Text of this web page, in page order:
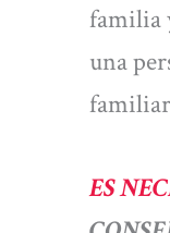
familia
una
ES